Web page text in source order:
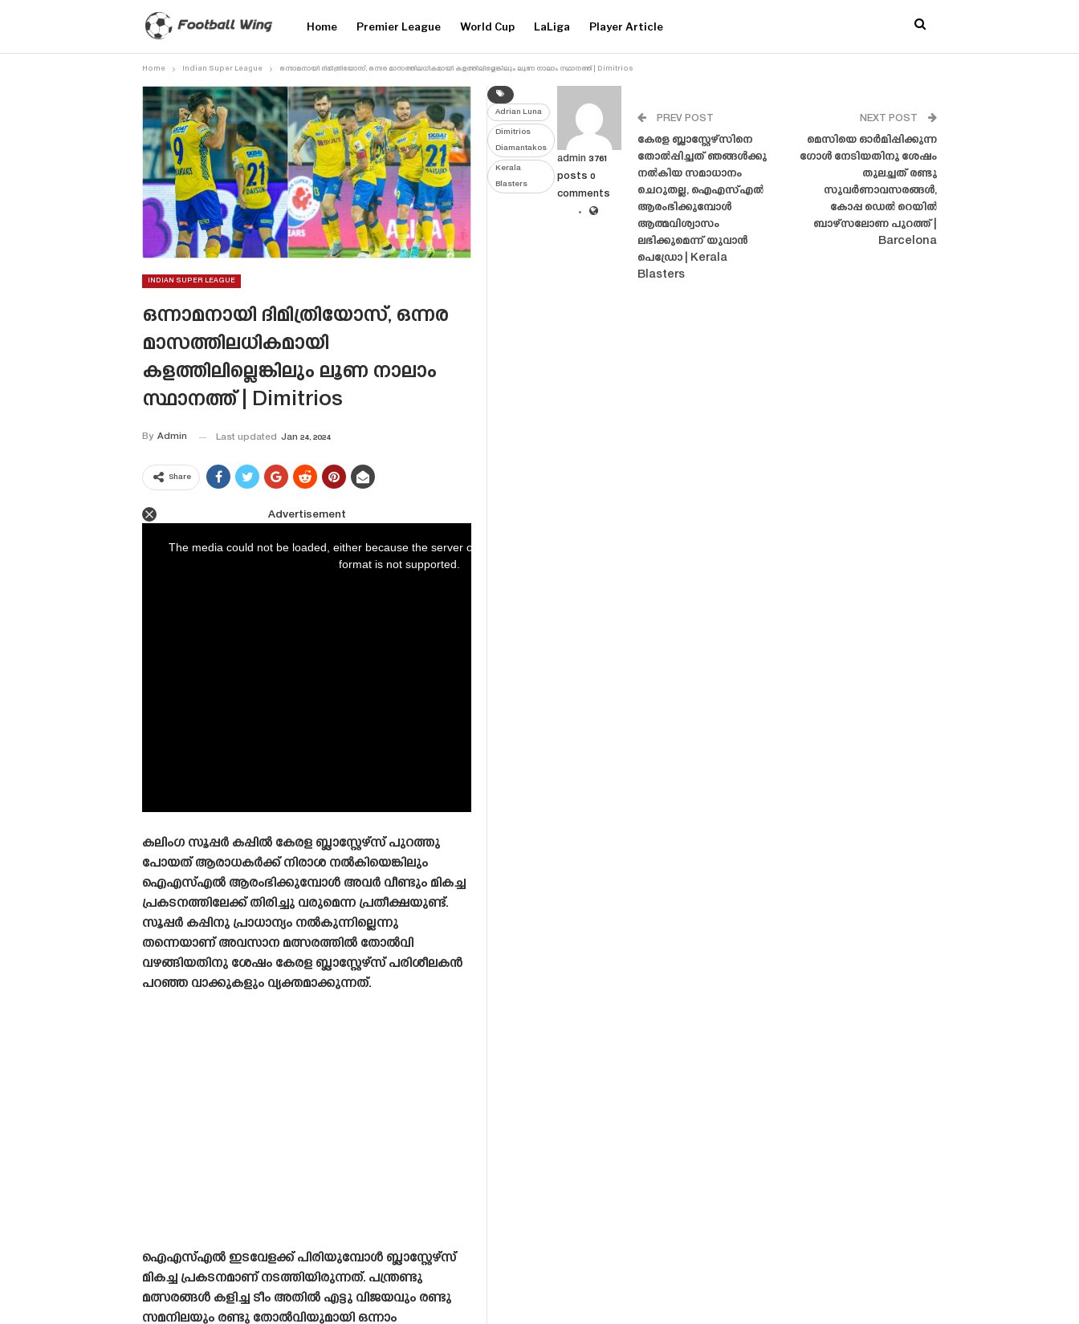
Home Premier League World Cup LaLiga Player Article
Home Indian Super League ഒന്നാമനായി ദിമിത്രിയോസ്, ഒന്നര മാസത്തിലധികമായി കളത്തിലില്ലെങ്കിലും ലൂണ നാലാം സ്ഥാനത്ത് | Dimitrios
INDIAN SUPER LEAGUE
ഒന്നാമനായി ദിമിത്രിയോസ്, ഒന്നര
മാസത്തിലധികമായി
കളത്തിലില്ലെങ്കിലും ലൂണ നാലാം
സ്ഥാനത്ത് | Dimitrios
By Admin Last updated Jan 24, 2024
Share
Advertisement
The media could not be loaded, either because the server or network failed or because the
format is not supported.
കലിംഗ സൂപ്പർ കപ്പിൽ കേരള ബ്ലാസ്റ്റേഴ്‌സ് പുറത്തു
പോയത് ആരാധകർക്ക് നിരാശ നൽകിയെങ്കിലും
ഐഎസ്എൽ ആരംഭിക്കുമ്പോൾ അവർ വീണ്ടും മികച്ച
പ്രകടനത്തിലേക്ക് തിരിച്ചു വരുമെന്ന പ്രതീക്ഷയുണ്ട്.
സൂപ്പർ കപ്പിനു പ്രാധാന്യം നൽകുന്നില്ലെന്നു
തന്നെയാണ് അവസാന മത്സരത്തിൽ തോൽവി
വഴങ്ങിയതിനു ശേഷം കേരള ബ്ലാസ്റ്റേഴ്‌സ് പരിശീലകൻ
പറഞ്ഞ വാക്കുകളും വ്യക്തമാക്കുന്നത്.
ഐഎസ്എൽ ഇടവേളക്ക് പിരിയുമ്പോൾ ബ്ലാസ്റ്റേഴ്‌സ്
മികച്ച പ്രകടനമാണ് നടത്തിയിരുന്നത്. പന്ത്രണ്ടു
മത്സരങ്ങൾ കളിച്ച ടീം അതിൽ എട്ടു വിജയവും രണ്ടു
സമനിലയും രണ്ടു തോൽവിയുമായി ഒന്നാം
Adrian Luna
Dimitrios
Diamantakos
Kerala
Blasters
admin 3761
posts 0
comments
PREV POST
കേരള ബ്ലാസ്റ്റേഴ്‌സിനെ
തോൽപ്പിച്ചത് ഞങ്ങൾക്കു
നൽകിയ സമാധാനം
ചെറുതല്ല, ഐഎസ്എൽ
ആരംഭിക്കുമ്പോൾ
ആത്മവിശ്വാസം
ലഭിക്കുമെന്ന് യുവാൻ
പെഡ്രോ | Kerala
Blasters
NEXT POST
മെസിയെ ഓർമിപ്പിക്കുന്ന
ഗോൾ നേടിയതിനു ശേഷം
തുലച്ചത് രണ്ടു
സുവർണാവസരങ്ങൾ,
കോപ്പ ഡെൽ റെയിൽ
ബാഴ്‌സലോണ പുറത്ത് |
Barcelona